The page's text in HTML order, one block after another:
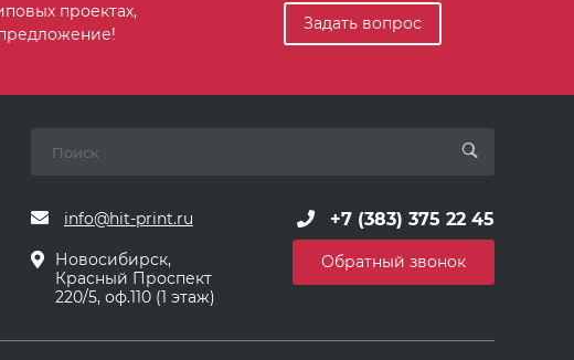
проектах,
Задать вопрос
info@hit-print.ru
Новосибирск,
Красный Проспект
220/5, оф.110 (1 этаж)
+7 (383) 375 22 45
Обратный звонок